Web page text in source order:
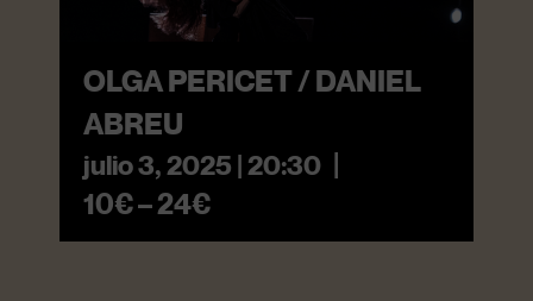
OLGA PERICET / DANIEL
ABREU
julio 3, 2025 | 20:30
10€ – 24€